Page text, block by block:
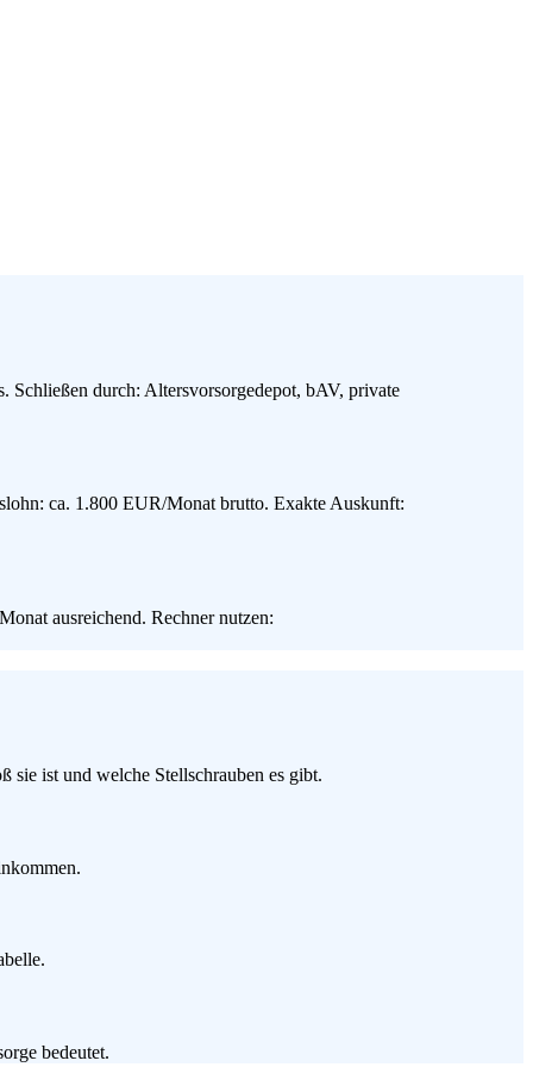
Schließen durch: Altersvorsorgedepot, bAV, private
ca. 1.800 EUR/Monat brutto. Exakte Auskunft:
ausreichend. Rechner nutzen:
sie ist und welche Stellschrauben es gibt.
bedeutet.